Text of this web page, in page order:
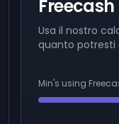
Freecash
Usa il nostro
quanto potresti
Min's using